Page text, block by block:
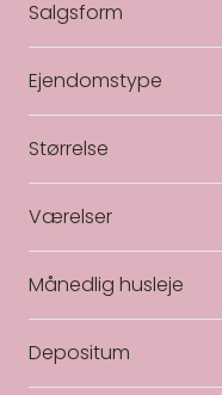
Salgsform
Ejendomstype
Størrelse
Værelser
Månedlig husleje
Depositum